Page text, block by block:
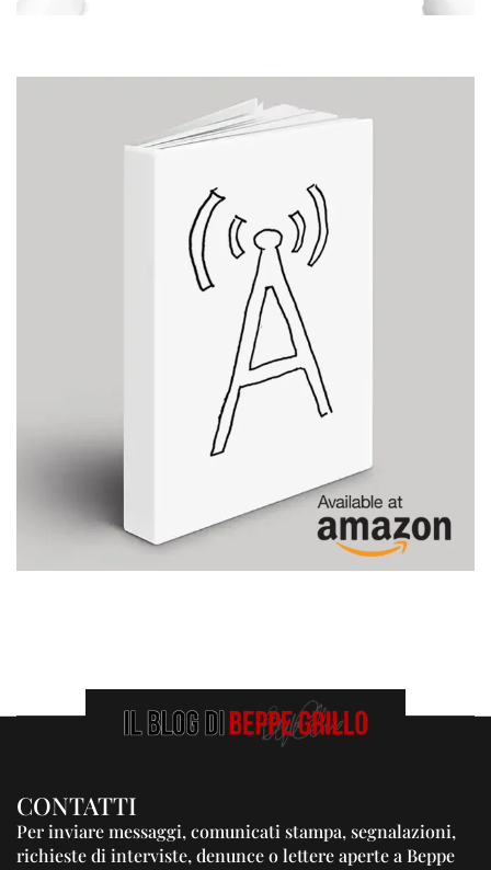
CONTATTI
Per inviare messaggi, comunicati stampa, segnalazioni,
richieste di interviste, denunce o lettere aperte a Beppe